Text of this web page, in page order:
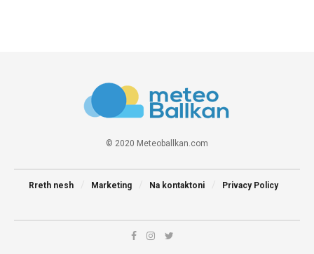
© 2020 Meteoballkan.com
Rreth nesh Marketing Na kontaktoni Privacy Policy